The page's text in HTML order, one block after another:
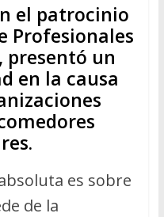
el patrocinio
Profesionales
presentó un
en la causa
es sobre
de la